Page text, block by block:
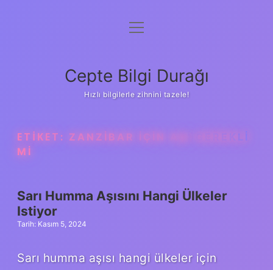
Anasayfa
Yasal Uyarı
menüyü
Cepte Bilgi Durağı
Hızlı bilgilerle zihnini tazele!
ETIKET: ZANZIBAR IÇIN AŞI GEREKLI
MI
Sarı Humma Aşısını Hangi Ülkeler
Istiyor
Tarih: Kasım 5, 2024
Sarı humma aşısı hangi ülkeler için